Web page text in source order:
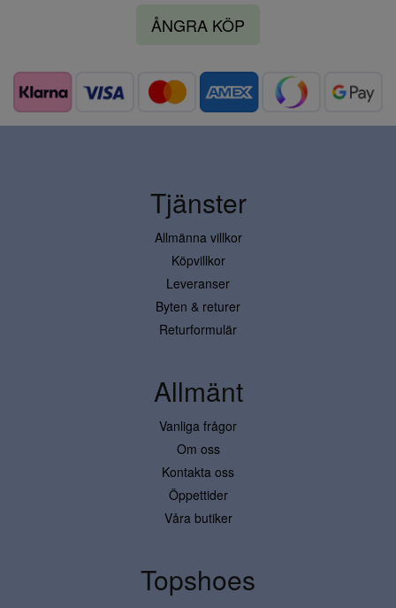
ÅNGRA KÖP
Tjänster
Allmänna villkor
Köpvillkor
Leveranser
Byten & returer
Returformulär
Allmänt
Vanliga frågor
Om oss
Kontakta oss
Öppettider
Våra butiker
Topshoes